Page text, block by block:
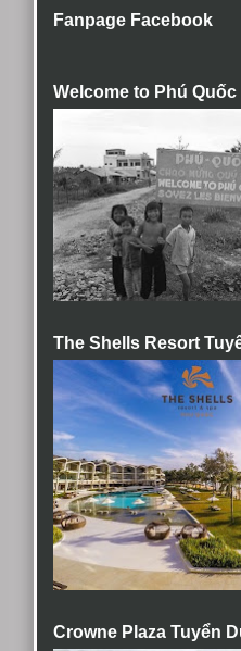
Fanpage Facebook
Welcome to Phú Quốc
The Shells Resort
Crowne Plaza Tuyển